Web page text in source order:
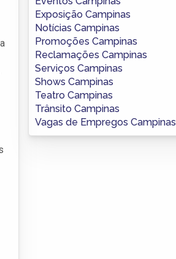
Exposição Campinas
Notícias Campinas
Promoções Campinas
Reclamações Campinas
Serviços Campinas
Shows Campinas
Teatro Campinas
Trânsito Campinas
Vagas de Empregos Campinas